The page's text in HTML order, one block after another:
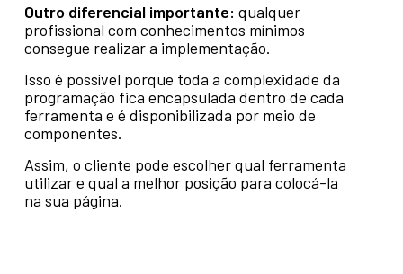
Outro diferencial importante: qualquer
profissional com conhecimentos mínimos
consegue realizar a implementação.
Isso é possível porque toda a complexidade da
programação fica encapsulada dentro de cada
ferramenta e é disponibilizada por meio de
componentes.
Assim, o cliente pode escolher qual ferramenta
utilizar e qual a melhor posição para colocá-la
na sua página.